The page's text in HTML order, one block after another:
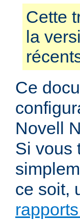
Cette
la
Ce
Novell
Si vous
ce soit,